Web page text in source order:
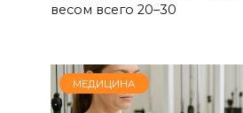
весом всего 20–30
МЕДИЦИНА